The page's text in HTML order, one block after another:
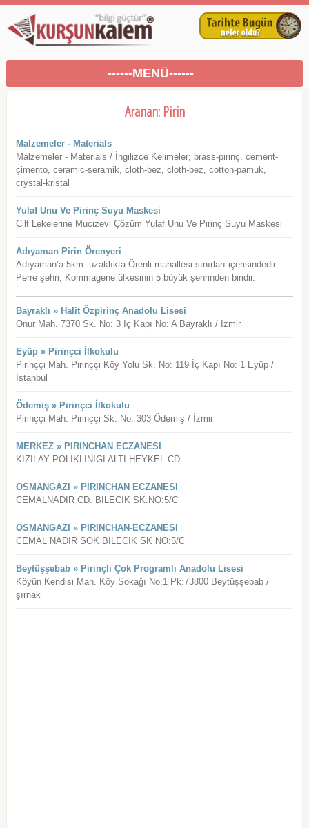
------MENÜ------
Aranan: Pirin
Malzemeler - Materials
Malzemeler - Materials / İngilizce Kelimeler; brass-pirinç, cement-
çimento, ceramic-seramik, cloth-bez, cloth-bez, cotton-pamuk,
crystal-kristal
Yulaf Unu Ve Pirinç Suyu Maskesi
Cilt Lekelerine Mucizevi Çözüm Yulaf Unu Ve Pirinç Suyu Maskesi
Adıyaman Pirin Örenyeri
Adıyaman’a 5km. uzaklıkta Örenli mahallesi sınırları içerisindedir.
Perre şehri, Kommagene ülkesinin 5 büyük şehrinden biridir.
Bayraklı » Halit Özpirinç Anadolu Lisesi
Onur Mah. 7370 Sk. No: 3 İç Kapı No: A Bayraklı / İzmir
Eyüp » Pirinçci İlkokulu
Pirinççi Mah. Pirinççi Köy Yolu Sk. No: 119 İç Kapı No: 1 Eyüp /
İstanbul
Ödemiş » Pirinçci İlkokulu
Pirinççi Mah. Pirinççi Sk. No: 303 Ödemiş / İzmir
MERKEZ » PIRINCHAN ECZANESI
KIZILAY POLIKLINIGI ALTI HEYKEL CD.
OSMANGAZI » PIRINCHAN ECZANESI
CEMALNADIR CD. BILECIK SK.NO:5/C
OSMANGAZI » PIRINCHAN-ECZANESI
CEMAL NADIR SOK BILECIK SK NO:5/C
Beytüşşebab » Pirinçli Çok Programlı Anadolu Lisesi
Köyün Kendisi Mah. Köy Sokağı No:1 Pk:73800 Beytüşşebab /
şırnak